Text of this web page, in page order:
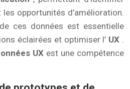
opportunités d’amélioration.
ces données est essentielle
éclairées et optimiser l’ UX .
UX est une compétence